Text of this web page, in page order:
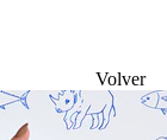
Volver